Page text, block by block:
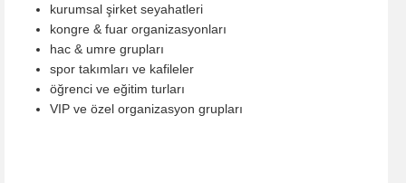
kurumsal şirket seyahatleri
kongre & fuar organizasyonları
hac & umre grupları
spor takımları ve kafileler
öğrenci ve eğitim turları
VIP ve özel organizasyon grupları